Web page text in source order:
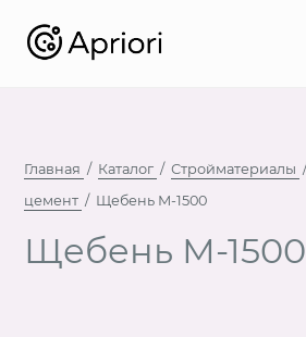
Главная Каталог Стройматериалы
цемент
Щебень М-1500
Щебень М-1500